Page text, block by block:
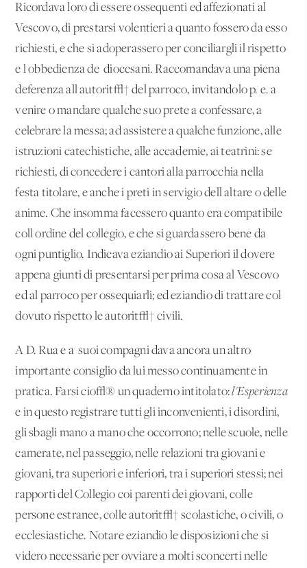
Ricordava loro di essere ossequenti ed affezionati al
Vescovo, di prestarsi volentieri a quanto fossero da esso
richiesti, e che si adoperassero per conciliargli il rispetto
e l'obbedienza de' diocesani. Raccomandava una piena
deferenza all'autorit√† del parroco, invitandolo p. e. a
venire o mandare qualche suo prete a confessare, a
celebrare la messa; ad assistere a qualche funzione, alle
istruzioni catechistiche, alle accademie, ai teatrini: se
richiesti, di concedere i cantori alla parrocchia nella
festa titolare, e anche i preti in servigio dell'altare o delle
anime. Che insomma facessero quanto era compatibile
coll'ordine del collegio, e che si guardassero bene da
ogni puntiglio. Indicava eziandio ai Superiori il dovere
appena giunti di presentarsi per prima cosa al Vescovo
ed al parroco per ossequiarli; ed eziandio di trattare col
dovuto rispetto le autorit√† civili.
A D. Rua e a' suoi compagni dava ancora un altro
importante consiglio da lui messo continuamente in
pratica. Farsi cio√® un quaderno intitolato:l'Esperienza
e in questo registrare tutti gli inconvenienti, i disordini,
gli sbagli mano a mano che occorrono; nelle scuole, nelle
camerate, nel passeggio, nelle relazioni tra giovani e
giovani, tra superiori e inferiori, tra i superiori stessi; nei
rapporti del Collegio coi parenti dei giovani, colle
persone estranee, colle autorit√† scolastiche, o civili, o
ecclesiastiche. Notare eziandio le disposizioni che si
videro necessarie per ovviare a molti sconcerti nelle